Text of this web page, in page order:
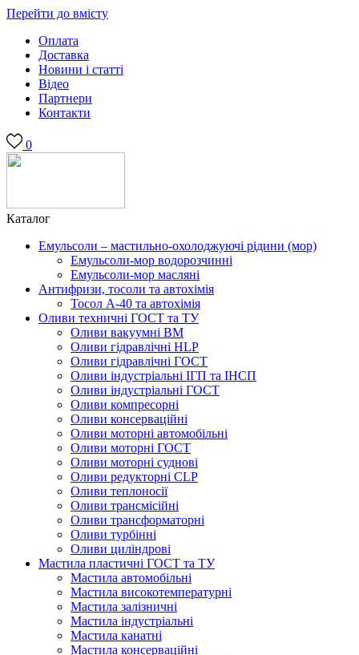
Перейти до вмісту
Оплата
Доставка
Новини і статті
Відео
Партнери
Контакти
0
Каталог
Емульсоли – мастильно-охолоджуючі рідини (мор)
Емульсоли-мор водорозчинні
Емульсоли-мор масляні
Антифризи, тосоли та автохімія
Тосол А-40 та автохімія
Оливи техничні ГОСТ та ТУ
Оливи вакуумні ВМ
Оливи гідравлічні HLP
Оливи гідравлічні ГОСТ
Оливи індустріальні ІГП та ІНСП
Оливи індустріальні ГОСТ
Оливи компресорні
Оливи консерваційні
Оливи моторні автомобільні
Оливи моторні ГОСТ
Оливи моторні суднові
Оливи редукторні CLP
Оливи теплоносії
Оливи трансмісійні
Оливи трансформаторні
Оливи турбінні
Оливи циліндрові
Мастила пластичні ГОСТ та ТУ
Мастила автомобільні
Мастила високотемпературні
Мастила залізничні
Мастила індустріальні
Мастила канатні
Мастила консерваційні